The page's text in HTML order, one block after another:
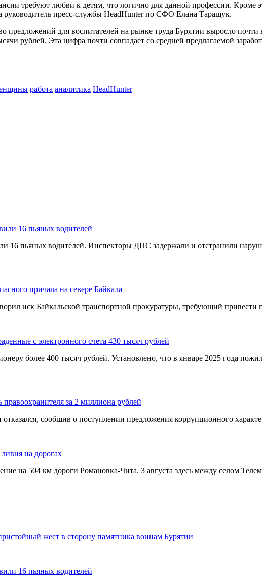
требуют любви к детям, что логично для данной профессии. Кроме
руководитель пресс-службы HeadHunter по СФО Елана Таращук.
для воспитателей на рынке труда Бурятии выросло почти
рублей. Эта цифра почти совпадает со средней предлагаемой
работа аналитика HeadHunter
16 пьяных водителей
16 пьяных водителей. Инспекторы ДПС задержали и отстранили
причала на севере Байкала
иск Байкальской транспортной прокуратуры, требующий привести
с электронного счета 430 тысяч рублей
более 400 тысяч рублей. Установлено, что в январе 2025 года
за 2 миллиона рублей
сообщив о поступлении предложения коррупционного
на дорогах
на 504 км дороги Романовка-Чита. 3 августа здесь между селом
жест в сторону памятника воинам Бурятии
16 пьяных водителей